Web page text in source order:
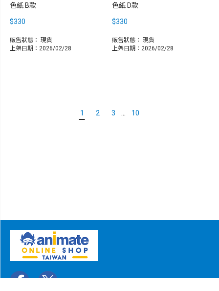
色紙 B款
$330
販售狀態： 現貨
上架日期：2026/02/28
色紙 D款
$330
販售狀態： 現貨
上架日期：2026/02/28
1 2 3 ... 10